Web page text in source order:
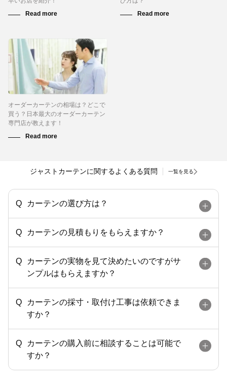
オーダーカーテンの相場は？どこで
買う？日本最大のオーダーカーテン
専門店が教えます！
ジャストカーテンに関するよくある質問 一覧を見る
カーテンの選び方は？
カーテンの見積もりをもらえますか？
カーテンの実物を見て決めたいのですがサ
ンプルはもらえますか？
カーテンの採寸・取付け工事は依頼できま
すか？
カーテンの購入前に相談することは可能で
すか？